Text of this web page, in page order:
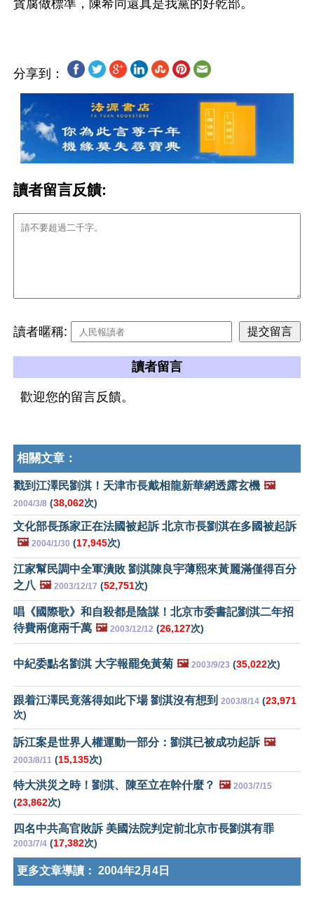
分享到：
讀者留言反饋:
讀者暱稱:
讀者留言
歡迎您的留言反饋。
相關文章：
戳到江澤民劉淇！天津市長戴相龍新華網透露玄機 🖼️
2004/3/8 (38,062次)
文化部長孫家正在法國被起訴 北京市長劉淇在多國被起訴
🖼️ 2004/1/30 (17,945次)
江家幫民調中全軍潰敗 劉淇陳良宇薄熙來黃麗滿僅得百分
之八 🖼️ 2003/12/17 (52,751次)
唱《國際歌》和自殺都是陰謀！北京市委書記劉淇二年招
待費兩億兩千萬 🖼️ 2003/12/12 (26,127次)
中紀委點名劉淇 大字報罷免黃菊 🖼️ 2003/9/23 (35,022次)
跟着江澤民竟落得如此下場 劉淇沒有想到 2003/8/14 (23,971
次)
訴江案是世界人權運動一部分：劉淇已被成功起訴 🖼️
2003/8/11 (15,135次)
特大洪災之時！劉淇、陳至立在幹什麼？ 🖼️ 2003/7/15
(23,862次)
四名中共高官敗訴 美國法院判定前北京市長劉淇有罪
2003/7/4 (17,382次)
更多文章導讀： 2004年2月4日